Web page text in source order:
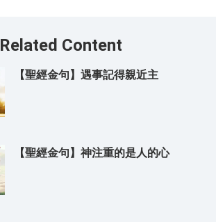
Related Content
【聖經金句】遇事記得親近主
【聖經金句】神注重的是人的心